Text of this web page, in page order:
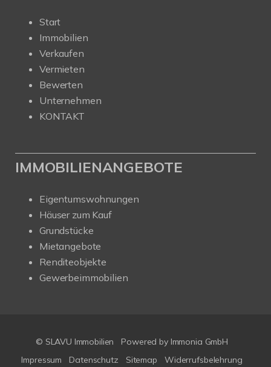
Start
Immobilien
Verkaufen
Vermieten
Bewerten
Unternehmen
KONTAKT
IMMOBILIENANGEBOTE
Eigentumswohnungen
Häuser zum Kauf
Grundstücke
Mietangebote
Renditeobjekte
Gewerbeimmobilien
© SLAVU Immobilien
Powered by Immonia GmbH
Impressum
Datenschutz Sitemap Widerrufsbelehrung